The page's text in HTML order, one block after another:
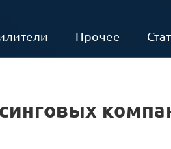
Прочее